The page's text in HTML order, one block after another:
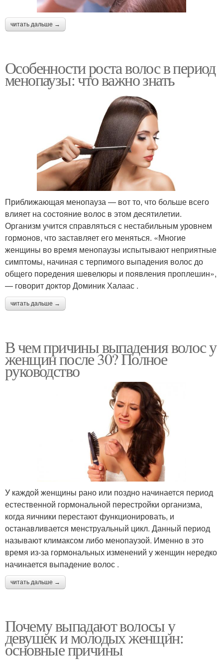
читать дальше →
Особенности роста волос в период
менопаузы: что важно знать
Приближающая менопауза — вот то, что больше всего
влияет на состояние волос в этом десятилетии.
Организм учится справляться с нестабильным уровнем
гормонов, что заставляет его меняться. «Многие
женщины во время менопаузы испытывают неприятные
симптомы, начиная с терпимого выпадения волос до
общего поредения шевелюры и появления проплешин»,
— говорит доктор Доминик Халаас .
читать дальше →
В чем причины выпадения волос у
женщин после 30? Полное
руководство
У каждой женщины рано или поздно начинается период
естественной гормональной перестройки организма,
когда яичники перестают функционировать, и
останавливается менструальный цикл. Данный период
называют климаксом либо менопаузой. Именно в это
время из-за гормональных изменений у женщин нередко
начинается выпадение волос .
читать дальше →
Почему выпадают волосы у
девушек и молодых женщин:
основные причины